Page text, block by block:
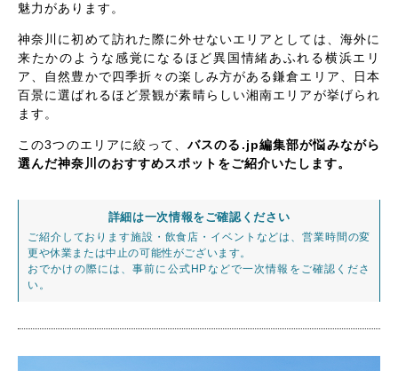
魅力があります。
神奈川に初めて訪れた際に外せないエリアとしては、海外に
来たかのような感覚になるほど異国情緒あふれる横浜エリ
ア、自然豊かで四季折々の楽しみ方がある鎌倉エリア、日本
百景に選ばれるほど景観が素晴らしい湘南エリアが挙げられ
ます。
この3つのエリアに絞って、 バスのる.jp編集部が悩みながら
選んだ神奈川のおすすめスポットをご紹介いたします。
詳細は一次情報をご確認ください
ご紹介しております施設・飲食店・イベントなどは、営業時間の変
更や休業または中止の可能性がございます。
おでかけの際には、事前に公式HPなどで一次情報をご確認くださ
い。